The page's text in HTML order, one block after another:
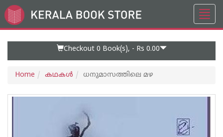
Go
to
Checkout 0 Book(s), - Rs 0.00
Home കഥകള്‍ ധനുമാസത്തിലെ മഴ